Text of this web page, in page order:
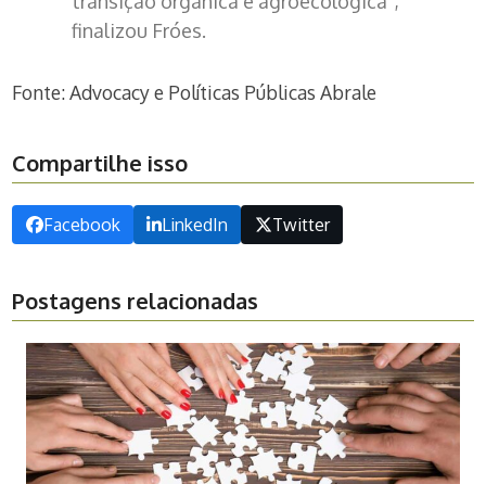
finalizou Fróes.
Fonte: Advocacy e Políticas Públicas Abrale
Compartilhe isso
Facebook LinkedIn Twitter
Postagens relacionadas